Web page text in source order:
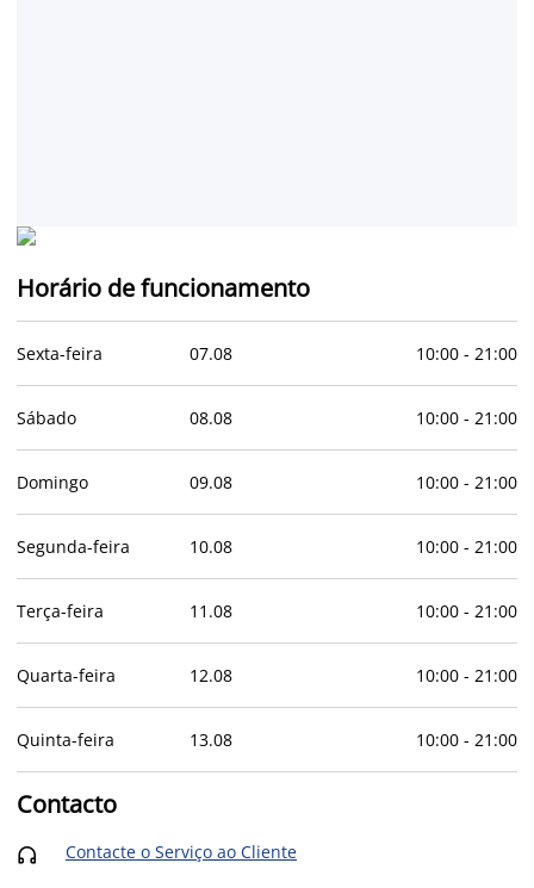
Horário de funcionamento
Sexta-feira 07.08 10:00- 21:00
Sábado 08.08 10:00- 21:00
Domingo 09.08 10:00- 21:00
Segunda-feira 10.08 10:00- 21:00
Terça-feira 11 .08 10:00- 21:00
Quarta-feira 12.08 10:00- 21:00
Quinta-feira 13.08 10:00- 21:00
Contacto
 Contacte o Serviço ao Cliente